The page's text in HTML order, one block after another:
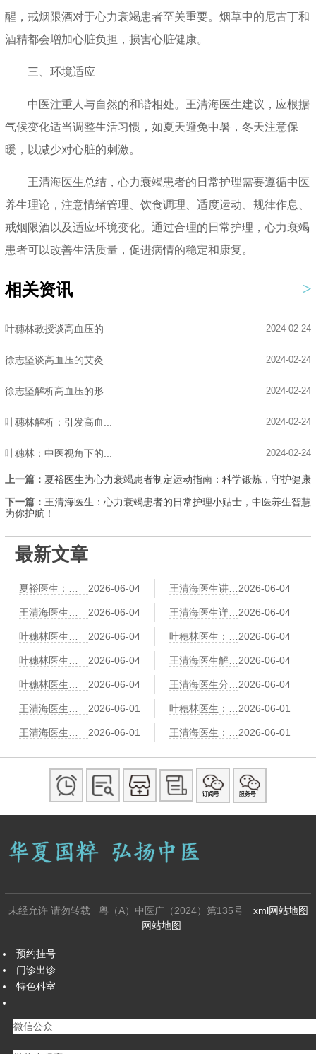
醒，戒烟限酒对于心力衰竭患者至关重要。烟草中的尼古丁和
酒精都会增加心脏负担，损害心脏健康。
三、环境适应
中医注重人与自然的和谐相处。王清海医生建议，应根据
气候变化适当调整生活习惯，如夏天避免中暑，冬天注意保
暖，以减少对心脏的刺激。
王清海医生总结，心力衰竭患者的日常护理需要遵循中医
养生理论，注意情绪管理、饮食调理、适度运动、规律作息、
戒烟限酒以及适应环境变化。通过合理的日常护理，心力衰竭
患者可以改善生活质量，促进病情的稳定和康复。
相关资讯
2024-02-24
叶穗林教授谈高血压的...
2024-02-24
徐志坚谈高血压的艾灸...
2024-02-24
徐志坚解析高血压的形...
2024-02-24
叶穗林解析：引发高血...
2024-02-24
叶穗林：中医视角下的...
上一篇： 夏裕医生为心力衰竭患者制定运动指南：科学锻炼，守护健康
下一篇： 王清海医生：心力衰竭患者的日常护理小贴士，中医养生智慧
为你护航！
最新文章
夏裕医生：肥胖导致冠心病？中医祛湿化痰减肥法 2026-06-04 王清海医生讲中医辨证冠心病：气滞血瘀、痰浊阻络各有调理方2026-06-04
王清海医生建议：冠心病患者运动指南——太极、八段锦、散步哪个更安全 2026-06-04 王清海医生详解：穴位按摩治心悸——神门、心俞、膻中的操作详解2026-06-04
叶穗林医生：红景天、黄芪、党参——三味益气养心中药比较 2026-06-04 叶穗林医生：冠心病中医预防“治未病”：早期胸闷气短的调养对策2026-06-04
叶穗林医生：刮痧辅助治疗冠心病：刮拭胸前膻中、心经路线 2026-06-04 王清海医生解读：情绪激动易诱发心绞痛？中医养心调神有三个方法2026-06-04
叶穗林医生：气功调息降心率：冠心病患者的“六字诀”演练 2026-06-04 王清海医生分享：足浴也能护心脏？活血通络中药足浴方推荐2026-06-04
王清海医生：冠心病患者“寒露”节气养生：润燥养肺、防寒护心阳 2026-06-01 叶穗林医生：冠心病伴“耳鸣耳聋”的中医“补肾通窍”调养法2026-06-01
王清海医生：冠心病患者“小满”时节养生：祛湿健脾、防湿热困心 2026-06-01 王清海医生：中医“拈筋法”护心：冠心病患者胸背部的筋结松解术2026-06-01
未经允许 请勿转载 粤（A）中医广（2024）第135号
xml网站地图
网站地图
预约挂号
门诊出诊
特色科室
微信公众